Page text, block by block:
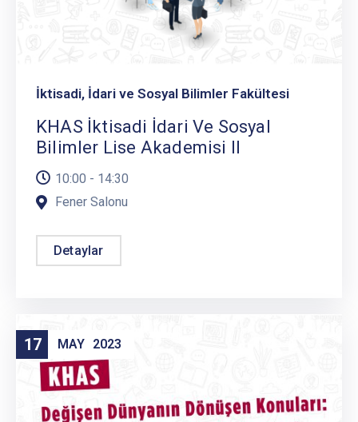
İktisadi, İdari ve Sosyal Bilimler Fakültesi
KHAS İktisadi İdari Ve Sosyal
Bilimler Lise Akademisi II
10:00 - 14:30
Fener Salonu
Detaylar
17 MAY 2023